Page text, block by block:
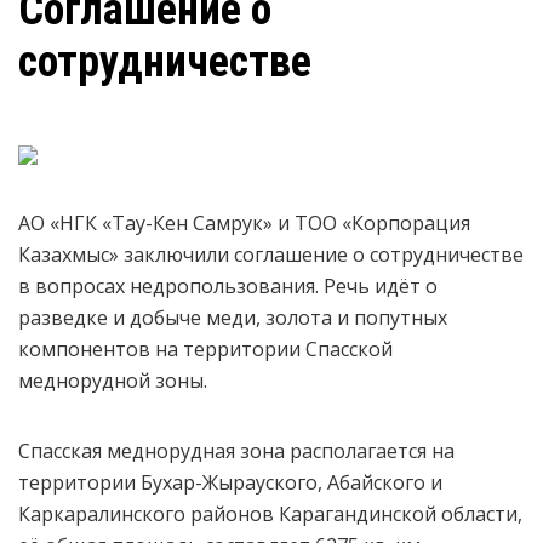
сотрудничестве
АО «НГК «Тау-Кен Самрук» и ТОО «Корпорация
Казахмыс» заключили соглашение о сотрудничестве
в вопросах недропользования. Речь идёт о
разведке и добыче меди, золота и попутных
компонентов на территории Спасской
меднорудной зоны.
Спасская меднорудная зона располагается на
территории Бухар-Жырауского, Абайского и
Каркаралинского районов Карагандинской области,